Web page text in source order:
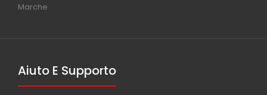
Marche
Aiuto E Supporto